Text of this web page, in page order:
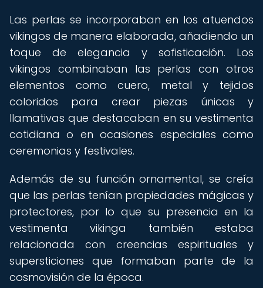
Las perlas se incorporaban en los atuendos
vikingos de manera elaborada, añadiendo un
toque de elegancia y sofisticación. Los
vikingos combinaban las perlas con otros
elementos como cuero, metal y tejidos
coloridos para crear piezas únicas y
llamativas que destacaban en su vestimenta
cotidiana o en ocasiones especiales como
ceremonias y festivales.
Además de su función ornamental, se creía
que las perlas tenían propiedades mágicas y
protectores, por lo que su presencia en la
vestimenta vikinga también estaba
relacionada con creencias espirituales y
supersticiones que formaban parte de la
cosmovisión de la época.